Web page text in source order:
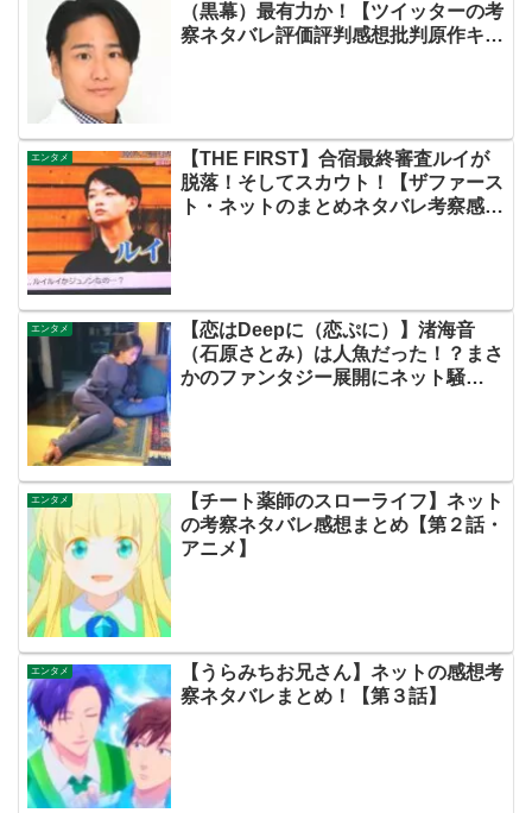
（黒幕）最有力か！【ツイッターの考
察ネタバレ評価評判感想批判原作キャ
エンタメ
【THE FIRST】合宿最終審査ルイが
脱落！そしてスカウト！【ザファース
ト・ネットのまとめネタバレ考察感
エンタメ
【恋はDeepに（恋ぷに）】渚海音
（石原さとみ）は人魚だった！？まさ
かのファンタジー展開にネット騒
エンタメ
【チート薬師のスローライフ】ネット
の考察ネタバレ感想まとめ【第２話・
アニメ】
エンタメ
【うらみちお兄さん】ネットの感想考
察ネタバレまとめ！【第３話】